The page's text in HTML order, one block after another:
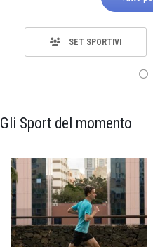
SET SPORTIVI
Gli Sport del momento